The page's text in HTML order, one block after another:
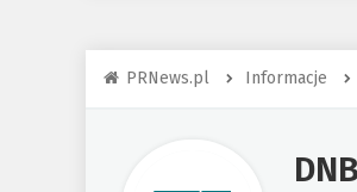
PRNews.pl Informacje
DNB